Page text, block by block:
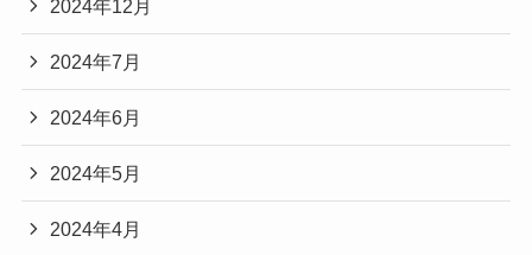
2024年12月
2024年7月
2024年6月
2024年5月
2024年4月